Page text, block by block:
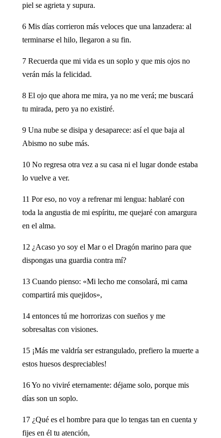
piel se agrieta y supura.
6 Mis días corrieron más veloces que una lanzadera: al
terminarse el hilo, llegaron a su fin.
7 Recuerda que mi vida es un soplo y que mis ojos no
verán más la felicidad.
8 El ojo que ahora me mira, ya no me verá; me buscará
tu mirada, pero ya no existiré.
9 Una nube se disipa y desaparece: así el que baja al
Abismo no sube más.
10 No regresa otra vez a su casa ni el lugar donde estaba
lo vuelve a ver.
11 Por eso, no voy a refrenar mi lengua: hablaré con
toda la angustia de mi espíritu, me quejaré con amargura
en el alma.
12 ¿Acaso yo soy el Mar o el Dragón marino para que
dispongas una guardia contra mí?
13 Cuando pienso: «Mi lecho me consolará, mi cama
compartirá mis quejidos»,
14 entonces tú me horrorizas con sueños y me
sobresaltas con visiones.
15 ¡Más me valdría ser estrangulado, prefiero la muerte a
estos huesos despreciables!
16 Yo no viviré eternamente: déjame solo, porque mis
días son un soplo.
17 ¿Qué es el hombre para que lo tengas tan en cuenta y
fijes en él tu atención,